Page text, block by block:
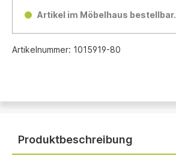
Artikel im Möbelhaus bestellbar.
Artikelnummer: 1015919-80
Produktbeschreibung